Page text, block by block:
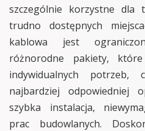
szczególnie korzystne dla
trudno dostępnych
kablowa jest
różnorodne pakiety,
indywidualnych
najbardziej odpowiedniej
szybka instalacja,
prac budowlanych.